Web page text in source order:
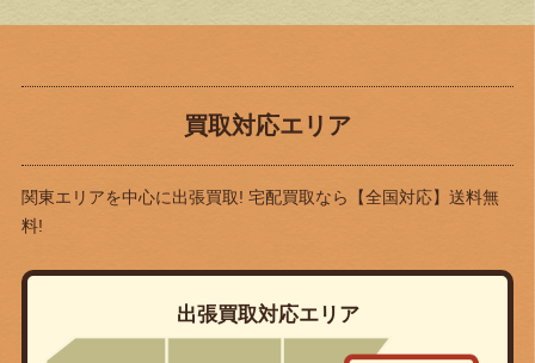
買取対応エリア
関東エリアを中心に出張買取! 宅配買取なら
【全国対応】送料無
料!
出張買取対応エリア